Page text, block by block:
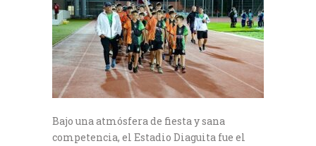
Bajo una atmósfera de fiesta y sana
competencia, el Estadio Diaguita fue el